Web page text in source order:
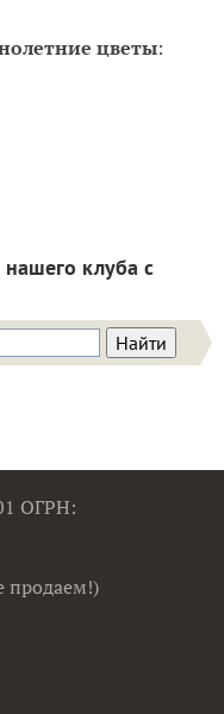
цветы:
клуба с
ОГРН:
продаем!)